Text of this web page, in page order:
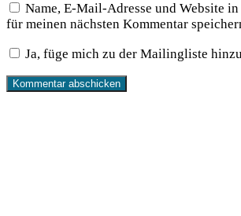
Name, E-Mail-Adresse und Website
für meinen nächsten Kommentar
Ja, füge mich zu der Mailingliste